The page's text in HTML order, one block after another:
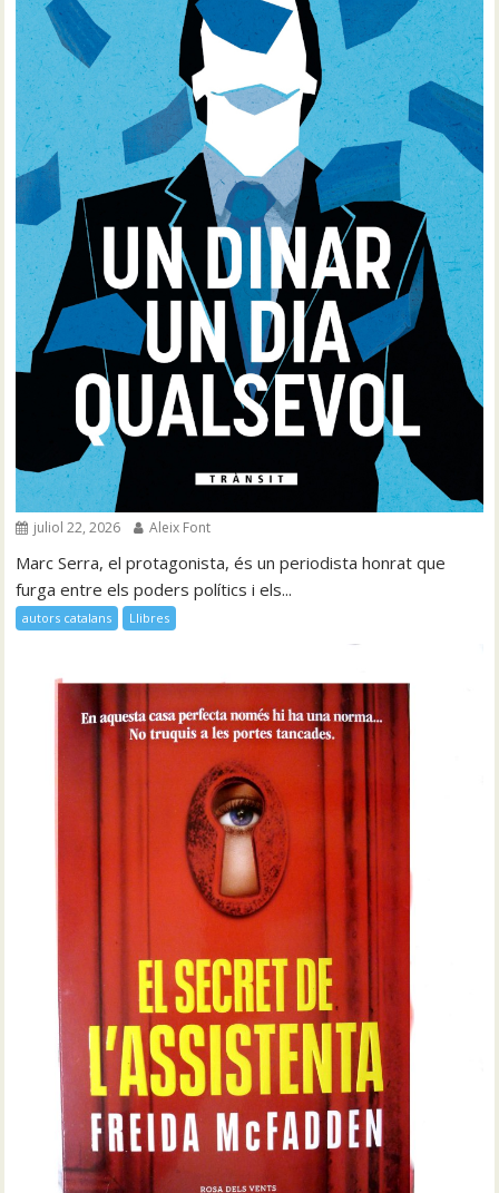
juliol 22, 2026 Aleix Font
Marc Serra, el protagonista, és un periodista honrat que
furga entre els poders polítics i els...
autors catalans Llibres